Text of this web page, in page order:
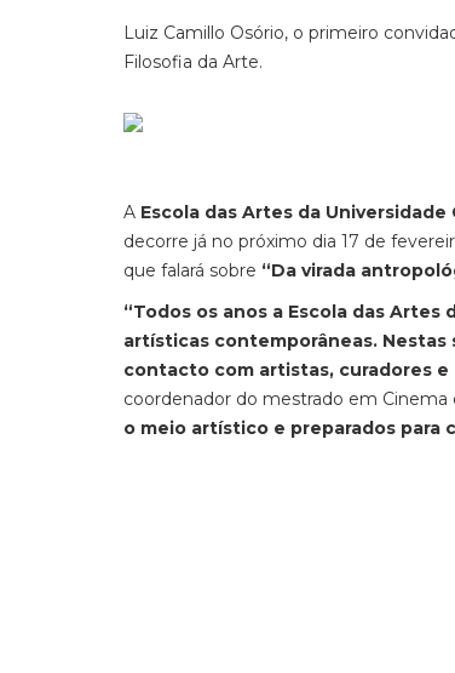
Luiz Camillo Osório, o primeiro
Filosofia da Arte.
A Escola das Artes da
decorre já no próximo dia 17 de
que falará sobre “Da virada
“Todos os anos a Escola das
artísticas contemporâneas. Nestas
contacto com artistas, curadores e
coordenador do mestrado em Cinema
o meio artístico e preparados para